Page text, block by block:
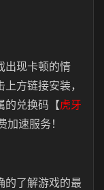
出现卡顿的情
方链接安装，
的兑换码【虎牙
加速服务！
的了解游戏的最